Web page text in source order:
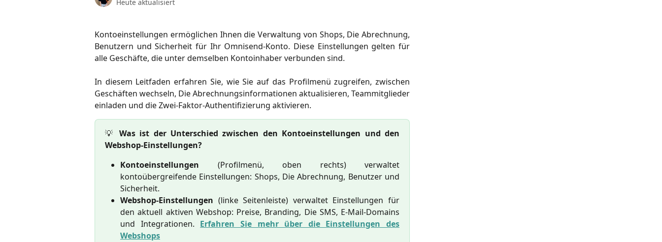
Heute aktualisiert
Kontoeinstellungen ermöglichen Ihnen die Verwaltung von Shops, Die Abrechnung,
Benutzern und Sicherheit für Ihr Omnisend-Konto. Diese Einstellungen gelten für
alle Geschäfte, die unter demselben Kontoinhaber verbunden sind.
In diesem Leitfaden erfahren Sie, wie Sie auf das Profilmenü zugreifen, zwischen
Geschäften wechseln, Die Abrechnungsinformationen aktualisieren, Teammitglieder
einladen und die Zwei-Faktor-Authentifizierung aktivieren.
💡 Was ist der Unterschied zwischen den Kontoeinstellungen und den
Webshop-Einstellungen?
Kontoeinstellungen (Profilmenü, oben rechts) verwaltet
kontoübergreifende Einstellungen: Shops, Die Abrechnung, Benutzer und
Sicherheit.
Webshop-Einstellungen (linke Seitenleiste) verwaltet Einstellungen für
den aktuell aktiven Webshop: Preise, Branding, Die SMS, E-Mail-Domains
und Integrationen. Erfahren Sie mehr über die Einstellungen des
Webshops